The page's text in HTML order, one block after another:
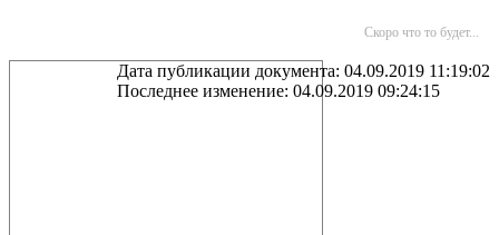
Скоро что то будет...
Дата публикации документа: 04.09.2019 11:19:02
Последнее изменение: 04.09.2019 09:24:15